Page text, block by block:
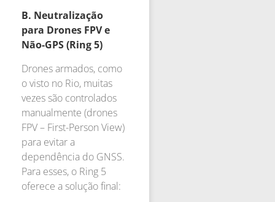
B. Neutralização
para Drones FPV e
Não-GPS (Ring 5)
Drones armados, como
o visto no Rio, muitas
vezes são controlados
manualmente (drones
FPV – First-Person View)
para evitar a
dependência do GNSS.
Para esses, o Ring 5
oferece a solução final: